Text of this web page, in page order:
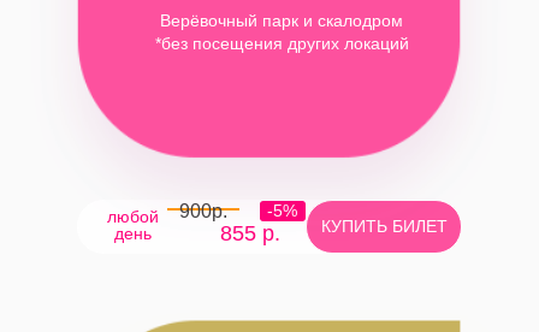
КУПИТЬ БИЛЕТ
855 р.
любой
день
-5%
900р.
Верёвочный парк и скалодром
*без посещения других локаций